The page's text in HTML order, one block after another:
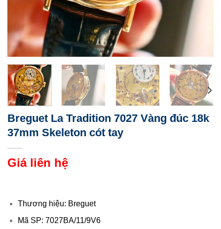
Breguet La Tradition 7027 Vàng đúc 18k
37mm Skeleton cót tay
Giá liên hệ
Thương hiệu: Breguet
Mã SP: 7027BA/11/9V6